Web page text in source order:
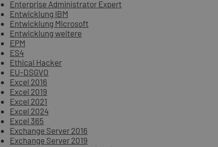
Enterprise Administrator Expert
Entwicklung IBM
Entwicklung Microsoft
Entwicklung weitere
EPM
ES4
Ethical Hacker
EU-DSGVO
Excel 2016
Excel 2019
Excel 2021
Excel 2024
Excel 365
Exchange Server 2016
Exchange Server 2019